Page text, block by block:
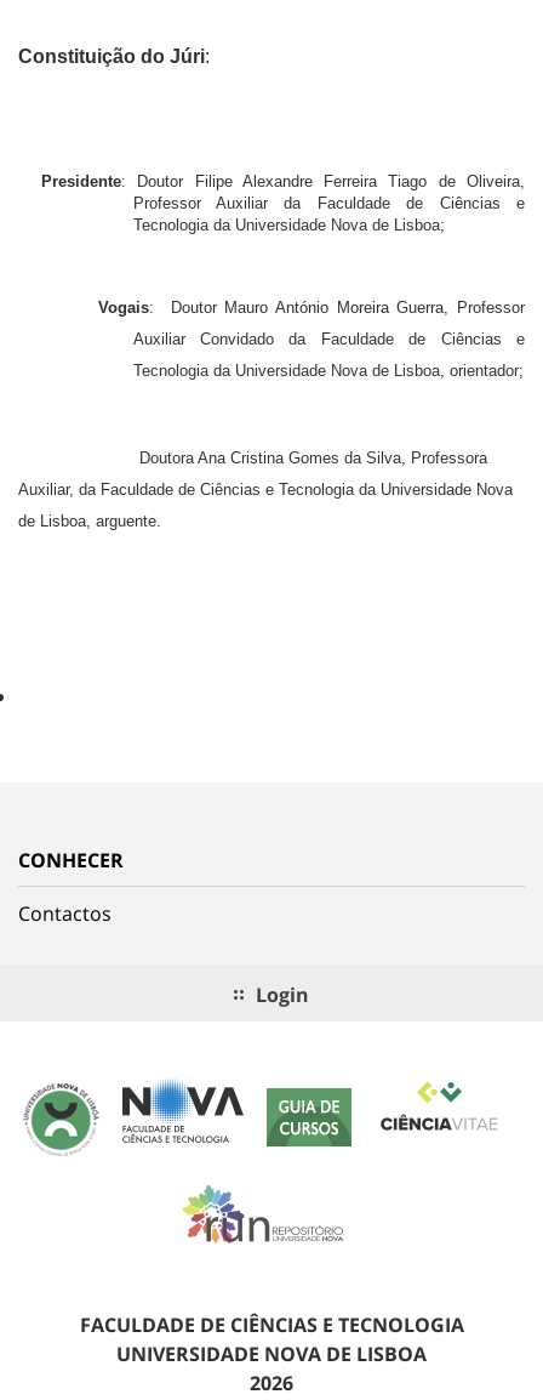
Constituição do Júri:
Presidente: Doutor Filipe Alexandre Ferreira Tiago de Oliveira,
Professor Auxiliar da Faculdade de Ciências e
Tecnologia da Universidade Nova de Lisboa;
Vogais: Doutor Mauro António Moreira Guerra, Professor
Auxiliar Convidado
da Faculdade de Ciências e
Tecnologia da Universidade Nova de Lisboa, orientador;
Doutora Ana Cristina Gomes da Silva, Professora
Auxiliar, da Faculdade de Ciências e Tecnologia da Universidade Nova
de Lisboa, arguente.
CONHECER
Contactos
Login
FACULDADE DE CIÊNCIAS E TECNOLOGIA
UNIVERSIDADE NOVA DE LISBOA
2026